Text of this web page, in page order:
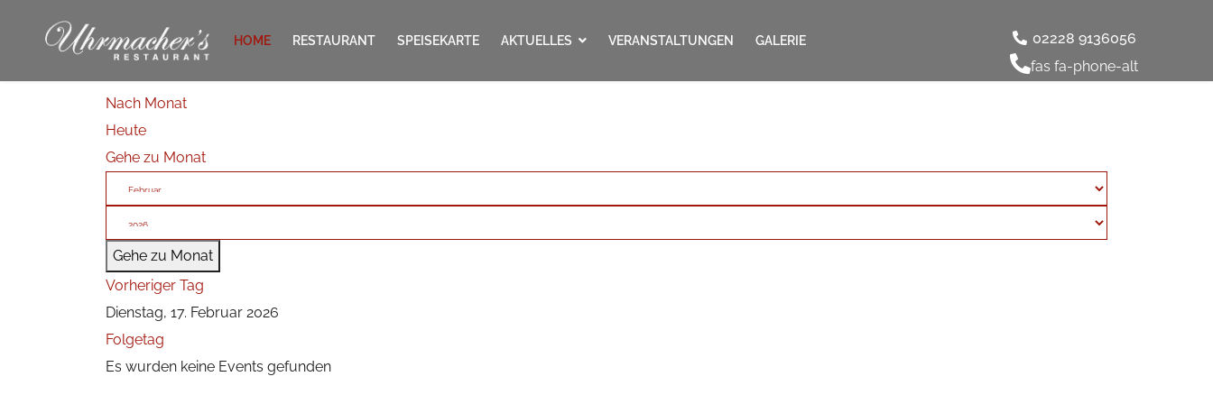
HOME RESTAURANT SPEISEKARTE AKTUELLES VERANSTALTUNGEN GALERIE
02228 9136056
fas fa-phone-alt
Nach Monat
Heute
Gehe zu Monat
Gehe zu Monat
Vorheriger Tag
Dienstag, 17. Februar 2026
Folgetag
Es wurden keine Events gefunden